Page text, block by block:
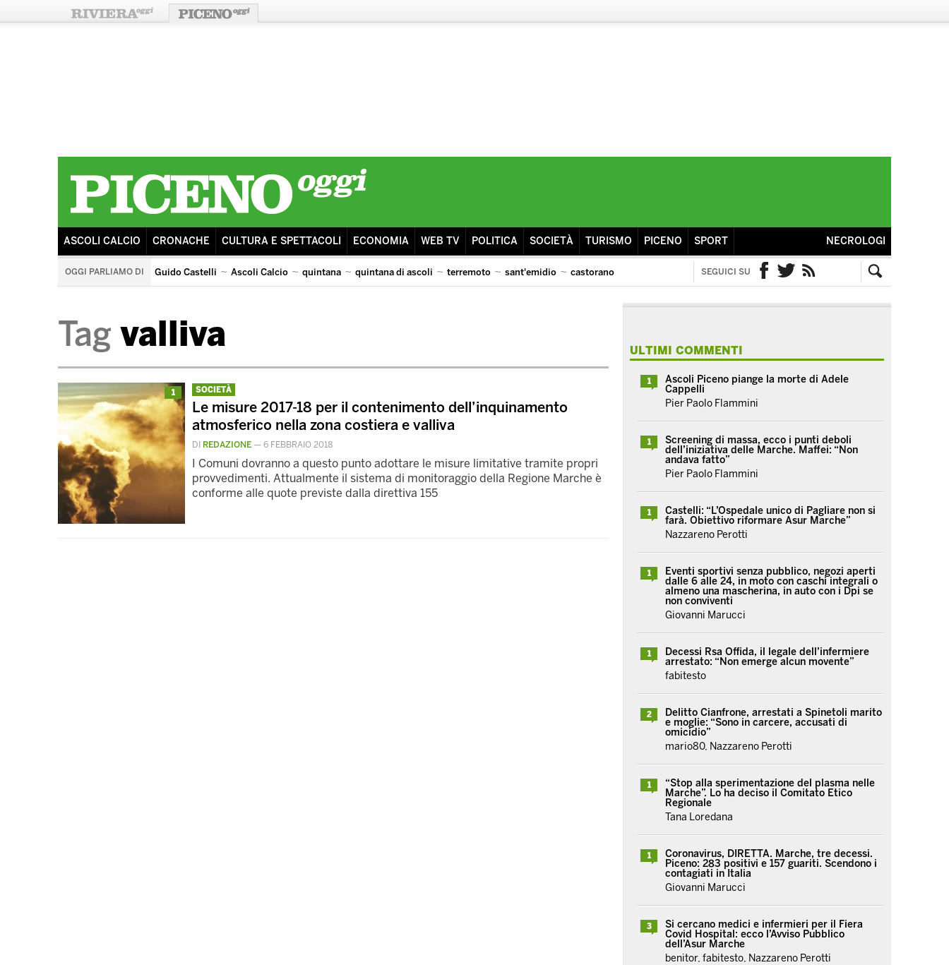
ASCOLI CALCIO CRONACHE CULTURA E SPETTACOLI ECONOMIA WEB TV POLITICA SOCIETÀ TURISMO PICENO SPORT NECROLOGI
OGGI PARLIAMO DI Guido Castelli Ascoli Calcio quintana quintana di ascoli terremoto sant'emidio castorano SEGUICI SU
Tag valliva
1 SOCIETÀ
Le misure 2017-18 per il contenimento dell’inquinamento
atmosferico nella zona costiera e valliva
DI REDAZIONE — 6 FEBBRAIO 2018
I Comuni dovranno a questo punto adottare le misure limitative tramite propri
provvedimenti. Attualmente il sistema di monitoraggio della Regione Marche è
conforme alle quote previste dalla direttiva 155
ULTIMI COMMENTI
1
Ascoli Piceno piange la morte di Adele
Cappelli
Pier Paolo Flammini
1
Screening di massa, ecco i punti deboli
dell’iniziativa delle Marche. Maffei: “Non
andava fatto”
Pier Paolo Flammini
1
Castelli: “L’Ospedale unico di Pagliare non si
farà. Obiettivo riformare Asur Marche”
Nazzareno Perotti
1
Eventi sportivi senza pubblico, negozi aperti
dalle 6 alle 24, in moto con caschi integrali o
almeno una mascherina, in auto con i Dpi se
non conviventi
Giovanni Marucci
1
Decessi Rsa Offida, il legale dell’infermiere
arrestato: “Non emerge alcun movente”
fabitesto
2
Delitto Cianfrone, arrestati a Spinetoli marito
e moglie: “Sono in carcere, accusati di
omicidio”
mario80, Nazzareno Perotti
1
“Stop alla sperimentazione del plasma nelle
Marche”. Lo ha deciso il Comitato Etico
Regionale
Tana Loredana
1
Coronavirus, DIRETTA. Marche, tre decessi.
Piceno: 283 positivi e 157 guariti. Scendono i
contagiati in Italia
Giovanni Marucci
3
Si cercano medici e infermieri per il Fiera
Covid Hospital: ecco l’Avviso Pubblico
dell’Asur Marche
benitor, fabitesto, Nazzareno Perotti